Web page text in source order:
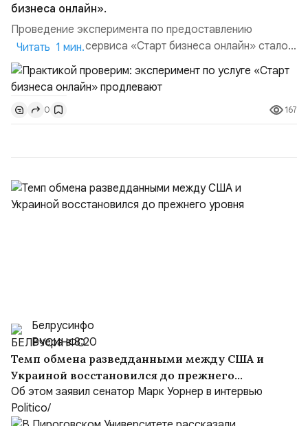
бизнеса онлайн».
Проведение эксперимента по предоставлению
комплексного сервиса «Старт бизнеса онлайн» стало
важным этапом цифровизации предпринимательской
среды в России. Этот проект представляет собой
значительный шаг вперед в развитии инфраструктуры
поддержки малого и среднего бизнеса, облегчающий
процесс регистрации для новых предпринимателей.
Читать 1 мин.
0 167
Белрусинфо
Вчера в 8:20
Темп обмена разведданными между США и
Украиной восстановился до прежнего
уровня
Об этом заявил сенатор Марк Уорнер в интервью
Politico/